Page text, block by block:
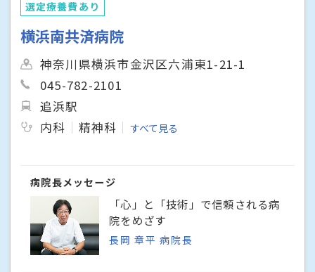
選定療養費あり
横浜南共済病院
神奈川県横浜市金沢区六浦東1-21-1
045-782-2101
追浜駅
内科
精神科 すべて見る
病院長メッセージ
「心」と「技術」で信頼される病
院をめざす
長岡 章平 病院長